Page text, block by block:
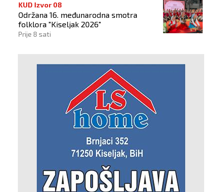
KUD Izvor 08
Održana 16. međunarodna smotra
folklora "Kiseljak 2026"
Prije 8 sati